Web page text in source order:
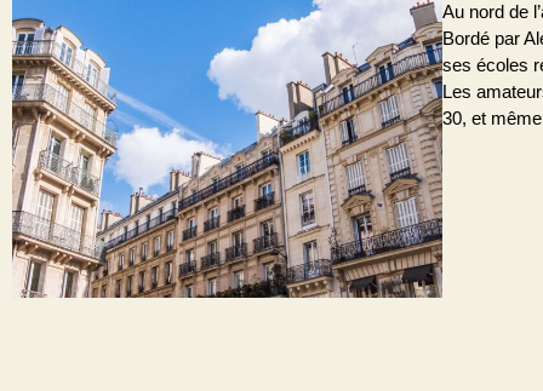
Au nord de
Bordé par
ses écoles
Les
30, et